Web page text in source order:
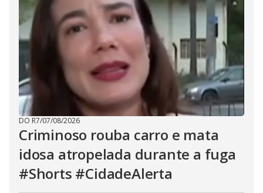
DO R7/07/08/2026
Criminoso rouba carro e mata
idosa atropelada durante a fuga
#Shorts #CidadeAlerta